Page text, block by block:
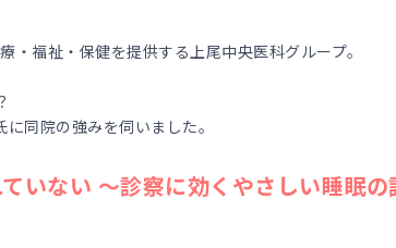
福祉・保健を提供する上尾中央医科グループ。
同院の強みを伺いました。
ない 〜診察に効くやさしい睡眠の